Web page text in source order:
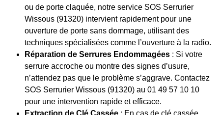
ou de porte claquée, notre service SOS Serrurier
Wissous (91320) intervient rapidement pour une
ouverture de porte sans dommage, utilisant des
techniques spécialisées comme l’ouverture à la radio.
Réparation de Serrures Endommagées : Si votre
serrure accroche ou montre des signes d’usure,
n’attendez pas que le problème s’aggrave. Contactez
SOS Serrurier Wissous (91320) au 01 49 57 10 10
pour une intervention rapide et efficace.
Extraction de Clé Cassée : En cas de clé cassée